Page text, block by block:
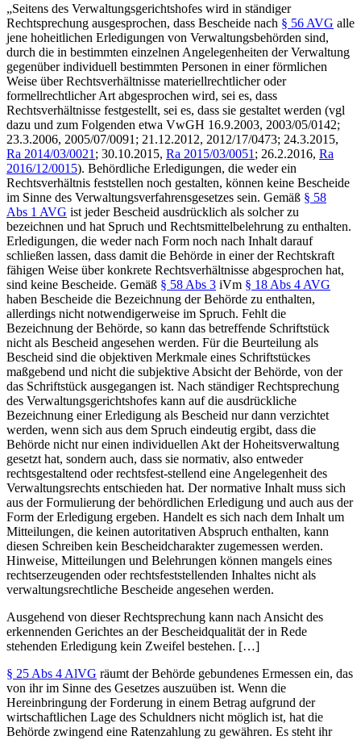
„Seitens des Verwaltungsgerichtshofes wird in ständiger
Rechtsprechung ausgesprochen, dass Bescheide nach § 56 AVG alle
jene hoheitlichen Erledigungen von Verwaltungsbehörden sind,
durch die in bestimmten einzelnen Angelegenheiten der Verwaltung
gegenüber individuell bestimmten Personen in einer förmlichen
Weise über Rechtsverhältnisse materiellrechtlicher oder
formellrechtlicher Art abgesprochen wird, sei es, dass
Rechtsverhältnisse festgestellt, sei es, dass sie gestaltet werden (vgl
dazu und zum Folgenden etwa VwGH 16.9.2003, 2003/05/0142;
23.3.2006, 2005/07/0091 ; 21.12.2012, 2012/17/0473; 24.3.2015,
Ra 2014/03/0021 ; 30.10.2015, Ra 2015/03/0051 ; 26.2.2016, Ra
2016/12/0015). Behördliche Erledigungen, die weder ein
Rechtsverhältnis feststellen noch gestalten, können keine Bescheide
im Sinne des Verwaltungsverfahrensgesetzes sein. Gemäß § 58
Abs 1 AVG ist jeder Bescheid ausdrücklich als solcher zu
bezeichnen und hat Spruch und Rechtsmittelbelehrung zu enthalten.
Erledigungen, die weder nach Form noch nach Inhalt darauf
schließen lassen, dass damit die Behörde in einer der Rechtskraft
fähigen Weise über konkrete Rechtsverhältnisse abgesprochen hat,
sind keine Bescheide. Gemäß § 58 Abs 3 iVm § 18 Abs 4 AVG
haben Bescheide die Bezeichnung der Behörde zu enthalten,
allerdings nicht notwendigerweise im Spruch. Fehlt die
Bezeichnung der Behörde, so kann das betreffende Schriftstück
nicht als Bescheid angesehen werden. Für die Beurteilung als
Bescheid sind die objektiven Merkmale eines Schriftstückes
maßgebend und nicht die subjektive Absicht der Behörde, von der
das Schriftstück ausgegangen ist. Nach ständiger Rechtsprechung
des Verwaltungsgerichtshofes kann auf die ausdrückliche
Bezeichnung einer Erledigung als Bescheid nur dann verzichtet
werden, wenn sich aus dem Spruch eindeutig ergibt, dass die
Behörde nicht nur einen individuellen Akt der Hoheitsverwaltung
gesetzt hat, sondern auch, dass sie normativ, also entweder
rechtsgestaltend oder rechtsfest-stellend eine Angelegenheit des
Verwaltungsrechts entschieden hat. Der normative Inhalt muss sich
aus der Formulierung der behördlichen Erledigung und auch aus der
Form der Erledigung ergeben. Handelt es sich nach dem Inhalt um
Mitteilungen, die keinen autoritativen Abspruch enthalten, kann
diesen Schreiben kein Bescheidcharakter zugemessen werden.
Hinweise, Mitteilungen und Belehrungen können mangels eines
rechtserzeugenden oder rechtsfeststellenden Inhaltes nicht als
verwaltungsrechtliche Bescheide angesehen werden.
Ausgehend von dieser Rechtsprechung kann nach Ansicht des
erkennenden Gerichtes an der Bescheidqualität der in Rede
stehenden Erledigung kein Zweifel bestehen. […]
§ 25 Abs 4 AlVG räumt der Behörde gebundenes Ermessen ein, das
von ihr im Sinne des Gesetzes auszuüben ist. Wenn die
Hereinbringung der Forderung in einem Betrag aufgrund der
wirtschaftlichen Lage des Schuldners nicht möglich ist, hat die
Behörde zwingend eine Ratenzahlung zu gewähren. Es steht ihr